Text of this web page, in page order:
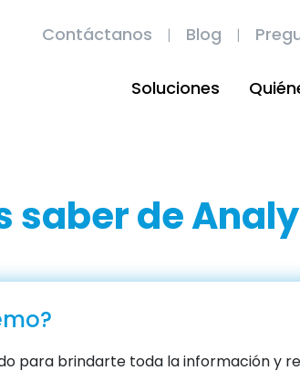
Contáctanos Blog
Soluciones
saber de
para brindarte toda la información y